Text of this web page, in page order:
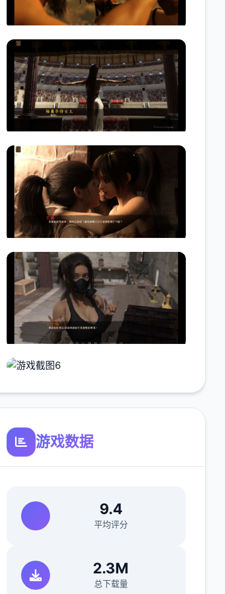
游戏数据
9.4
平均评分
2.3M
总下载量